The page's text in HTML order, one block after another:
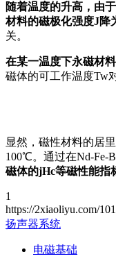
随着温度的升高，由
材料的磁极化强度J降
关。
在某一温度下永磁材
磁体的可工作温度Tw
显然，磁性材料的居
100℃。通过在Nd-Fe-
磁体的jHc等磁性能指
1
https://2xiaoliyu.com/
扬声器系统
电磁基础